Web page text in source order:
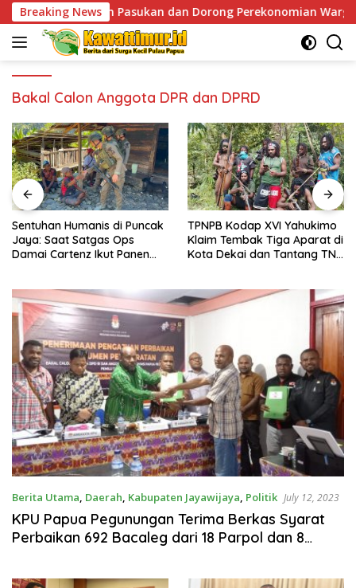
Skip
to
content
Breaking News
Pasukan dan Dorong Perekonomian Warga
Bakal Calon Anggota DPR dan DPRD
Sentuhan Humanis di Puncak
Jaya: Saat Satgas Ops
Damai Cartenz Ikut Panen
TPNPB Kodap XVI Yahukimo
Klaim Tembak Tiga Aparat di
Kota Dekai dan Tantang TNI-
Berita Utama, Daerah, Kabupaten Jayawijaya, Politik July 12, 2023
KPU Papua Pegunungan Terima Berkas Syarat
Perbaikan 692 Bacaleg dari 18 Parpol dan 8